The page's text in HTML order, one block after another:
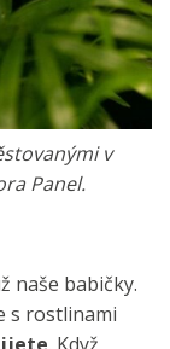
v
Panel.
naše babičky.
s rostlinami
. Když